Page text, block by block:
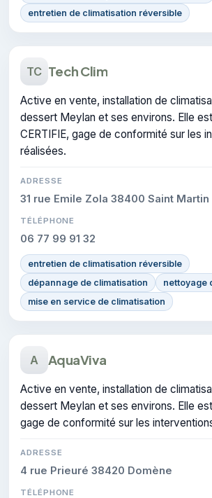
entretien de climatisation réversible
TC Tech Clim
Active en vente, installation de
dessert Meylan et ses environs. Elle
CERTIFIE, gage de conformité sur les
réalisées.
ADRESSE
31 rue Emile Zola 38400 Saint
TÉLÉPHONE
06 77 99 91 32
entretien de climatisation réversible
dépannage de climatisation
nettoyage
mise en service de climatisation
A AquaViva
Active en vente, installation de
dessert Meylan et ses environs. Elle
gage de conformité sur les
ADRESSE
4 rue Prieuré 38420 Domène
TÉLÉPHONE